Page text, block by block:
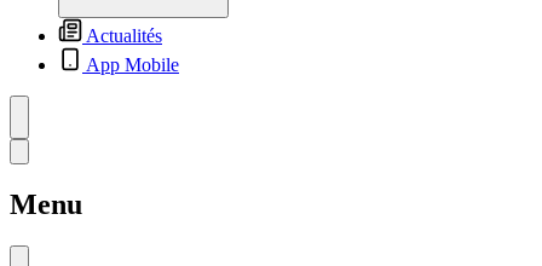
Actualités
App Mobile
Menu